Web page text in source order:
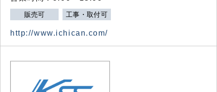
販売可 工事・取付可
http://www.ichican.com/